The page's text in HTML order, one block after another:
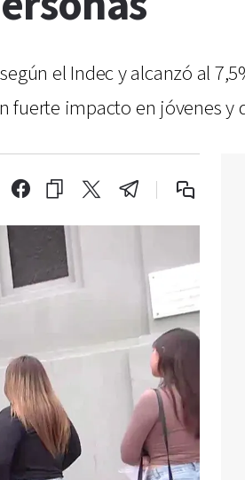
el Indec y alcanzó al
impacto en jóvenes y